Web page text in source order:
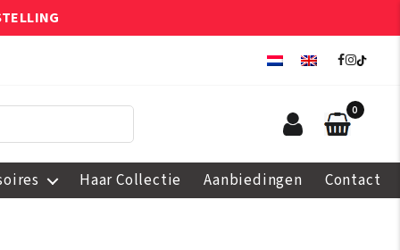
0
Haar Collectie Aanbiedingen Contact